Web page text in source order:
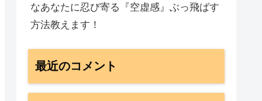
なあなたに忍び寄る『空虚感』ぶっ飛ばす
方法教えます！
最近のコメント